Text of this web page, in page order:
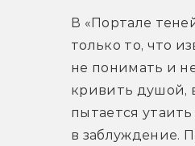
В «Портале
только то, что
не понимать и
кривить душой,
пытается
в заблуждение.